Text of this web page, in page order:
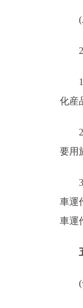
(二
1.
化産
2.
要用
3.
車運
車運
(一